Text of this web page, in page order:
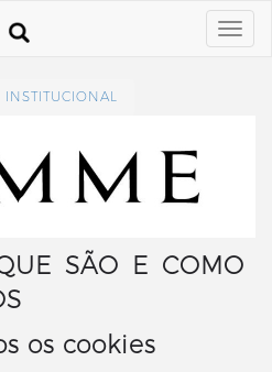
INSTITUCIONAL
SÃO E COMO
os cookies